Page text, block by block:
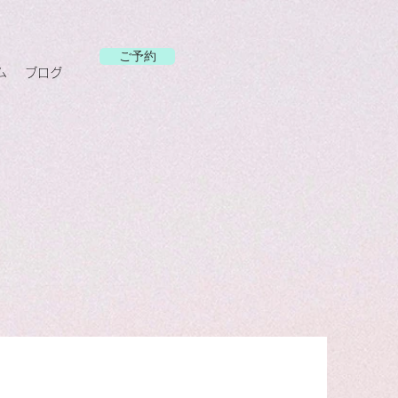
ブログ
ご予約